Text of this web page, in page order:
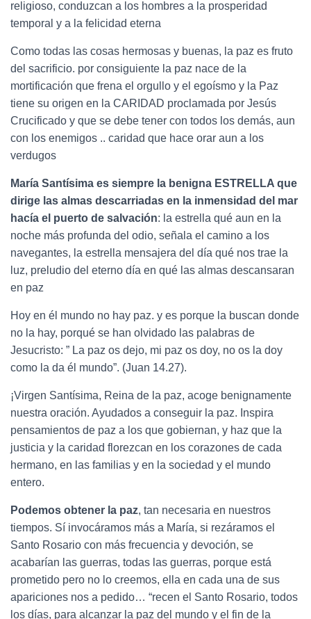
religioso, conduzcan a los hombres a la prosperidad
temporal y a la felicidad eterna
Como todas las cosas hermosas y buenas, la paz es fruto
del sacrificio. por consiguiente la paz nace de la
mortificación que frena el orgullo y el egoísmo y la Paz
tiene su origen en la CARIDAD proclamada por Jesús
Crucificado y que se debe tener con todos los demás, aun
con los enemigos .. caridad que hace orar aun a los
verdugos
María Santísima es siempre la benigna ESTRELLA que
dirige las almas descarriadas en la inmensidad del mar
hacía el puerto de salvación: la estrella qué aun en la
noche más profunda del odio, señala el camino a los
navegantes, la estrella mensajera del día qué nos trae la
luz, preludio del eterno día en qué las almas descansaran
en paz
Hoy en él mundo no hay paz. y es porque la buscan donde
no la hay, porqué se han olvidado las palabras de
Jesucristo: ” La paz os dejo, mi paz os doy, no os la doy
como la da él mundo”. (Juan 14.27).
¡Virgen Santísima, Reina de la paz, acoge benignamente
nuestra oración. Ayudados a conseguir la paz. Inspira
pensamientos de paz a los que gobiernan, y haz que la
justicia y la caridad florezcan en los corazones de cada
hermano, en las familias y en la sociedad y el mundo
entero.
Podemos obtener la paz, tan necesaria en nuestros
tiempos. Sí invocáramos más a María, si rezáramos el
Santo Rosario con más frecuencia y devoción, se
acabarían las guerras, todas las guerras, porque está
prometido pero no lo creemos, ella en cada una de sus
apariciones nos a pedido… “recen el Santo Rosario, todos
los días, para alcanzar la paz del mundo y el fin de la